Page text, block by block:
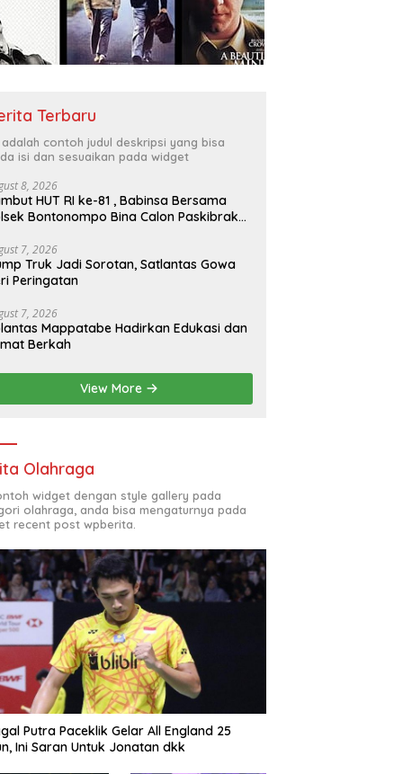
Terbaru
adalah contoh judul deskripsi yang bisa
isi dan sesuaikan pada widget
8, 2026
HUT RI ke-81 , Babinsa Bersama
Bontonompo Bina Calon Paskibraka
7, 2026
Truk Jadi Sorotan, Satlantas Gowa
Peringatan
7, 2026
Mappatabe Hadirkan Edukasi dan
Berkah
View More
Olahraga
widget dengan style gallery pada
olahraga, anda bisa mengaturnya pada
recent post wpberita.
Putra Paceklik Gelar All England 25
Ini Saran Untuk Jonatan dkk